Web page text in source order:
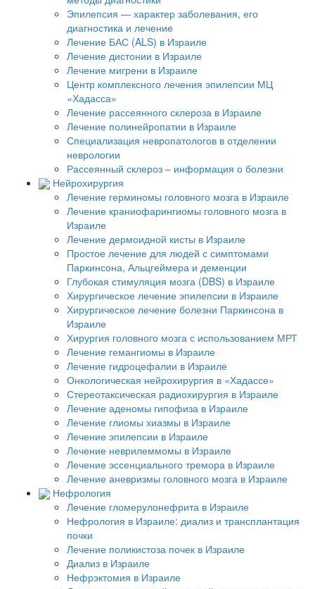
Эпилепсия — характер заболевания, его
диагностика и лечение
Лечение БАС (ALS) в Израиле
Лечение дистонии в Израиле
Лечение мигрени в Израиле
Центр комплексного лечения эпилепсии МЦ
«Хадасса»
Лечение рассеянного склероза в Израиле
Лечение полинейропатии в Израиле
Специализация невропатологов в отделении
неврологии
Рассеянный склероз – информация о болезни
Нейрохирургия
Лечение герминомы головного мозга в Израиле
Лечение краниофарингиомы головного мозга в
Израиле
Лечение дермоидной кисты в Израиле
Простое лечение для людей с симптомами
Паркинсона, Альцгеймера и деменции
Глубокая стимуляция мозга (DBS) в Израиле
Хирургическое лечение эпилепсии в Израиле
Хирургическое лечение болезни Паркинсона в
Израиле
Хирургия головного мозга с использованием МРТ
Лечение гемангиомы в Израиле
Лечение гидроцефалии в Израиле
Онкологическая нейрохирургия в «Хадассе»
Стереотаксическая радиохирургия в Израиле
Лечение аденомы гипофиза в Израиле
Лечение глиомы хиазмы в Израиле
Лечение эпилепсии в Израиле
Лечение неврилеммомы в Израиле
Лечение эссенциального тремора в Израиле
Лечение аневризмы головного мозга в Израиле
Нефрология
Лечение гломерулонефрита в Израиле
Нефрология в Израиле: диализ и трансплантация
почки
Лечение поликистоза почек в Израиле
Диализ в Израиле
Нефрэктомия в Израиле